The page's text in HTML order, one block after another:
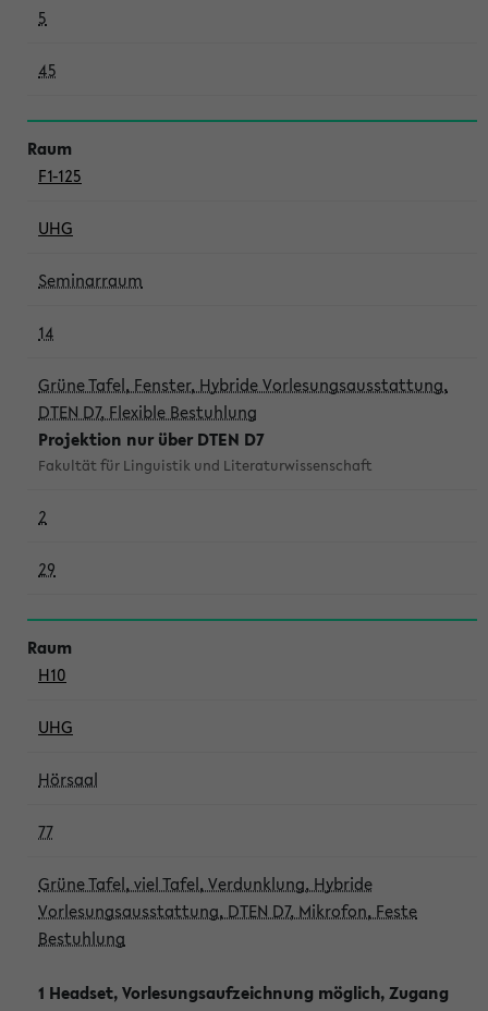
5
45
F1-125
UHG
Seminarraum
14
Grüne Tafel, Fenster, Hybride Vorlesungsausstattung,
DTEN D7, Flexible Bestuhlung
Projektion nur über DTEN D7
Fakultät für Linguistik und Literaturwissenschaft
2
29
H10
UHG
Hörsaal
77
Grüne Tafel, viel Tafel, Verdunklung, Hybride
Vorlesungsausstattung, DTEN D7, Mikrofon, Feste
Bestuhlung
1 Headset, Vorlesungsaufzeichnung möglich, Zugang